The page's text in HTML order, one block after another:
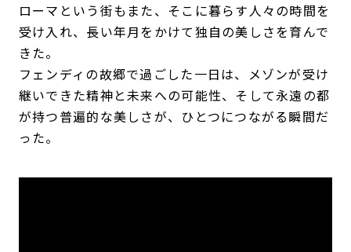
ローマという街もまた、そこに暮らす人々の時間を
受け入れ、長い年月をかけて独自の美しさを育んで
きた。
フェンディの故郷で過ごした一日は、メゾンが受け
継いできた精神と未来への可能性、そして永遠の都
が持つ普遍的な美しさが、ひとつにつながる瞬間だ
った。